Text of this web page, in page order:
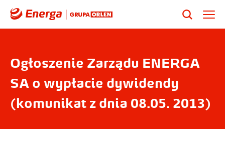
Ogłoszenie Zarządu ENERGA
SA o wypłacie dywidendy
(komunikat z dnia 08.05. 2013)